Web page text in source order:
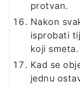
protvan.
Nakon
isprobati
koji smeta.
Kad se
jednu